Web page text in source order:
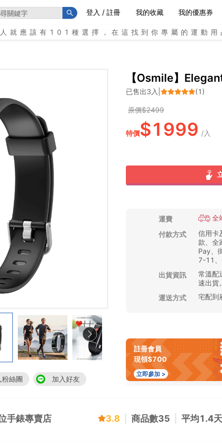
登入 / 註冊 我的收藏 我的優惠券
就應該有101種選擇，在這找到你專屬的運動用
粉絲團 加入好友
【Osmile】
已售出3 入 (1 )
原價$2499
特價$1999 /入
運費
全
付款方式
信用卡
款、全
Pay、
7-11、
出貨資訊
常溫
速出貨
運送方式
宅配到
註冊會員
現領$700
立即參加 >
手錶專賣店 3.8 商品數35 平均1.4